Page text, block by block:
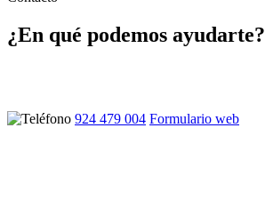
¿En qué podemos ayudarte?
924 479 004 Formulario web